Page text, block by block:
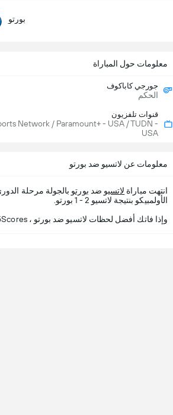
بورتو
معلومات حول المباراة
جورجي كاباكوف
الحكم
قنوات تلفزيون
Network / Paramount+ - USA / TUDN -
USA
معلومات عن لاتسيو ضد بورتو
انتهت مباراة لاتسيو ضد بورتو بالجولة مرحلة
الأولمبيكو بنتيجة لاتسيو 2 - 1 بورتو.
وإذا فاتك أفضل لحظات لاتسيو ضد بورتو ، 365Scores يقدم لك تفاصيل المباراة.